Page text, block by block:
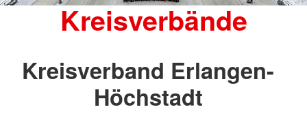
Kreisverbände
Kreisverband Erlangen-
Höchstadt